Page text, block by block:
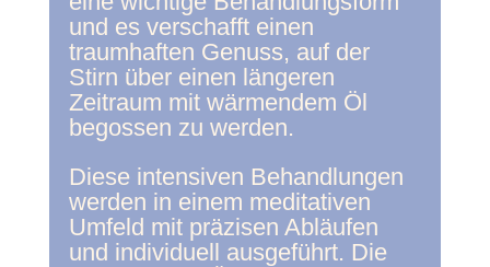
und es verschafft einen
traumhaften Genuss, auf der
Stirn über einen längeren
Zeitraum mit wärmendem Öl
begossen zu werden.
Diese intensiven Behandlungen
werden in einem meditativen
Umfeld mit präzisen Abläufen
und individuell ausgeführt. Die